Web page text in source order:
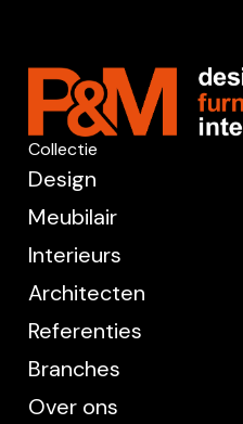
Collectie
Design
Meubilair
Interieurs
Architecten
Referenties
Branches
Over ons